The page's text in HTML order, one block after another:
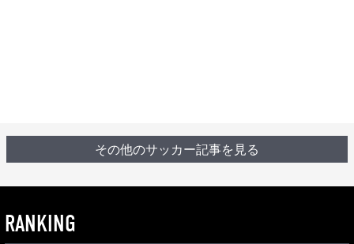
その他のサッカー記事を見る
RANKING